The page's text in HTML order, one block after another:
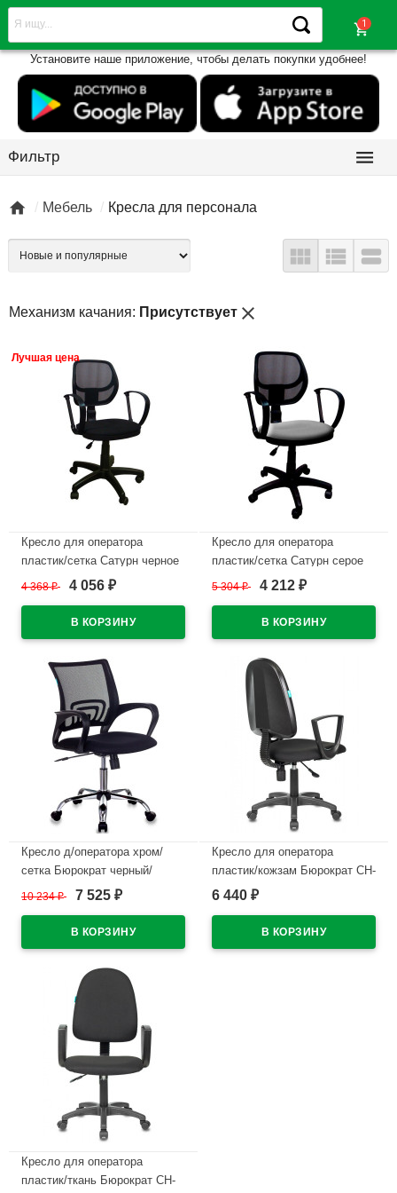
shopping_cart
Установите наше приложение, чтобы делать покупки удобнее!
Фильтр 
 Мебель Кресла для персонала
  
Механизм качания: Присутствует close
Лучшая цена
Кресло для оператора
пластик/сетка Сатурн черное
4 368₽ 4 056 ₽
Кресло для оператора
пластик/сетка Сатурн серое
5 304₽ 4 212 ₽
Кресло д/оператора хром/
сетка Бюрократ черный/
черный CH-695NSL
10 234₽ 7 525 ₽
Кресло для оператора
пластик/кожзам Бюрократ CH-
1300N черный
6 440 ₽
Кресло для оператора
пластик/ткань Бюрократ CH-